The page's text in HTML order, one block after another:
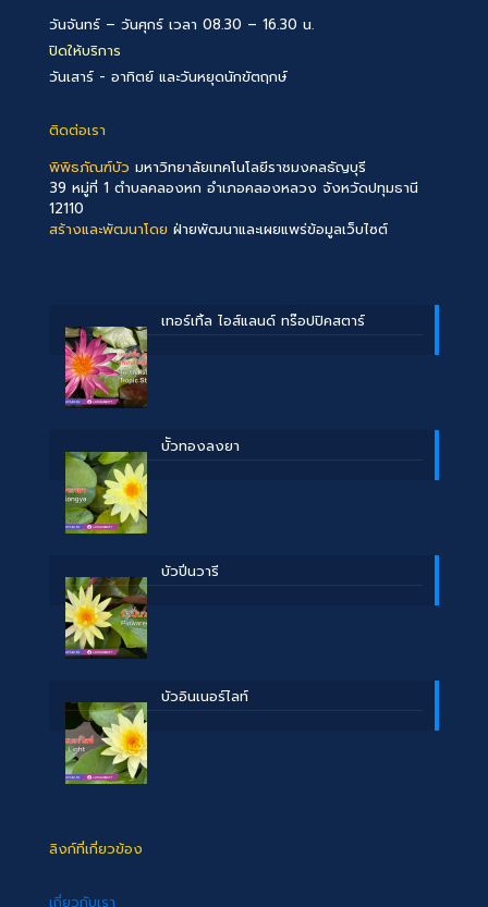
วันจันทร์ – วันศุกร์ เวลา 08.30 – 16.30 น.
ปิดให้บริการ
วันเสาร์ - อาทิตย์ และวันหยุดนักขัตฤกษ์
ติดต่อเรา
พิพิธภัณฑ์บัว มหาวิทยาลัยเทคโนโลยีราชมงคลธัญบุรี
39 หมู่ที่ 1 ตำบลคลองหก อำเภอคลองหลวง จังหวัดปทุมธานี
12110
สร้างและพัฒนาโดย ฝ่ายพัฒนาและเผยแพร่ข้อมูลเว็บไซต์
เทอร์เทิ้ล ไอส์แลนด์ ทร๊อปปิคสตาร์
บััวทองลงยา
บัวปิ่นวารี
บัวอินเนอร์ไลท์
ลิงก์ที่เกี่ยวข้อง
เกี่ยวกับเรา